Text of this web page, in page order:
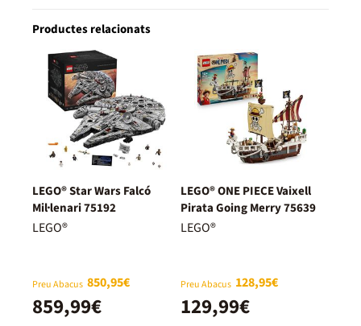
Productes relacionats
LEGO® Star Wars Falcó
Mil·lenari 75192
LEGO®
Preu Abacus 850,95€
859,99€
LEGO® ONE PIECE Vaixell
Pirata Going Merry 75639
LEGO®
Preu Abacus 128,95€
129,99€